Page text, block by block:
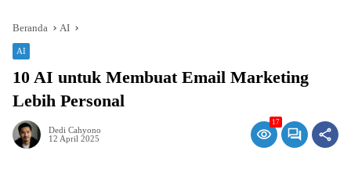
Beranda AI
AI
10 AI untuk Membuat Email Marketing
Lebih Personal
Dedi Cahyono
12 April 2025
17